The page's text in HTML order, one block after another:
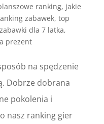
ranking, jakie
zabawek, top
zabawki dla 7 latka,
prezent
na spędzenie
Dobrze dobrana
pokolenia i
nasz ranking gier